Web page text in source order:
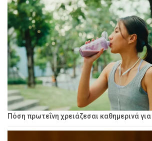
Πόση πρωτεΐνη χρειάζεσαι καθημερινά για